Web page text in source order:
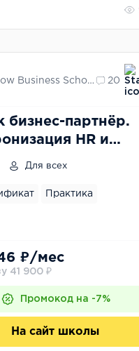
Moscow Business School 20
бизнес-партнёр.
HR и
Для всех
Практика
₽/мес
41 900 ₽
Промокод на -7%
На сайт школы